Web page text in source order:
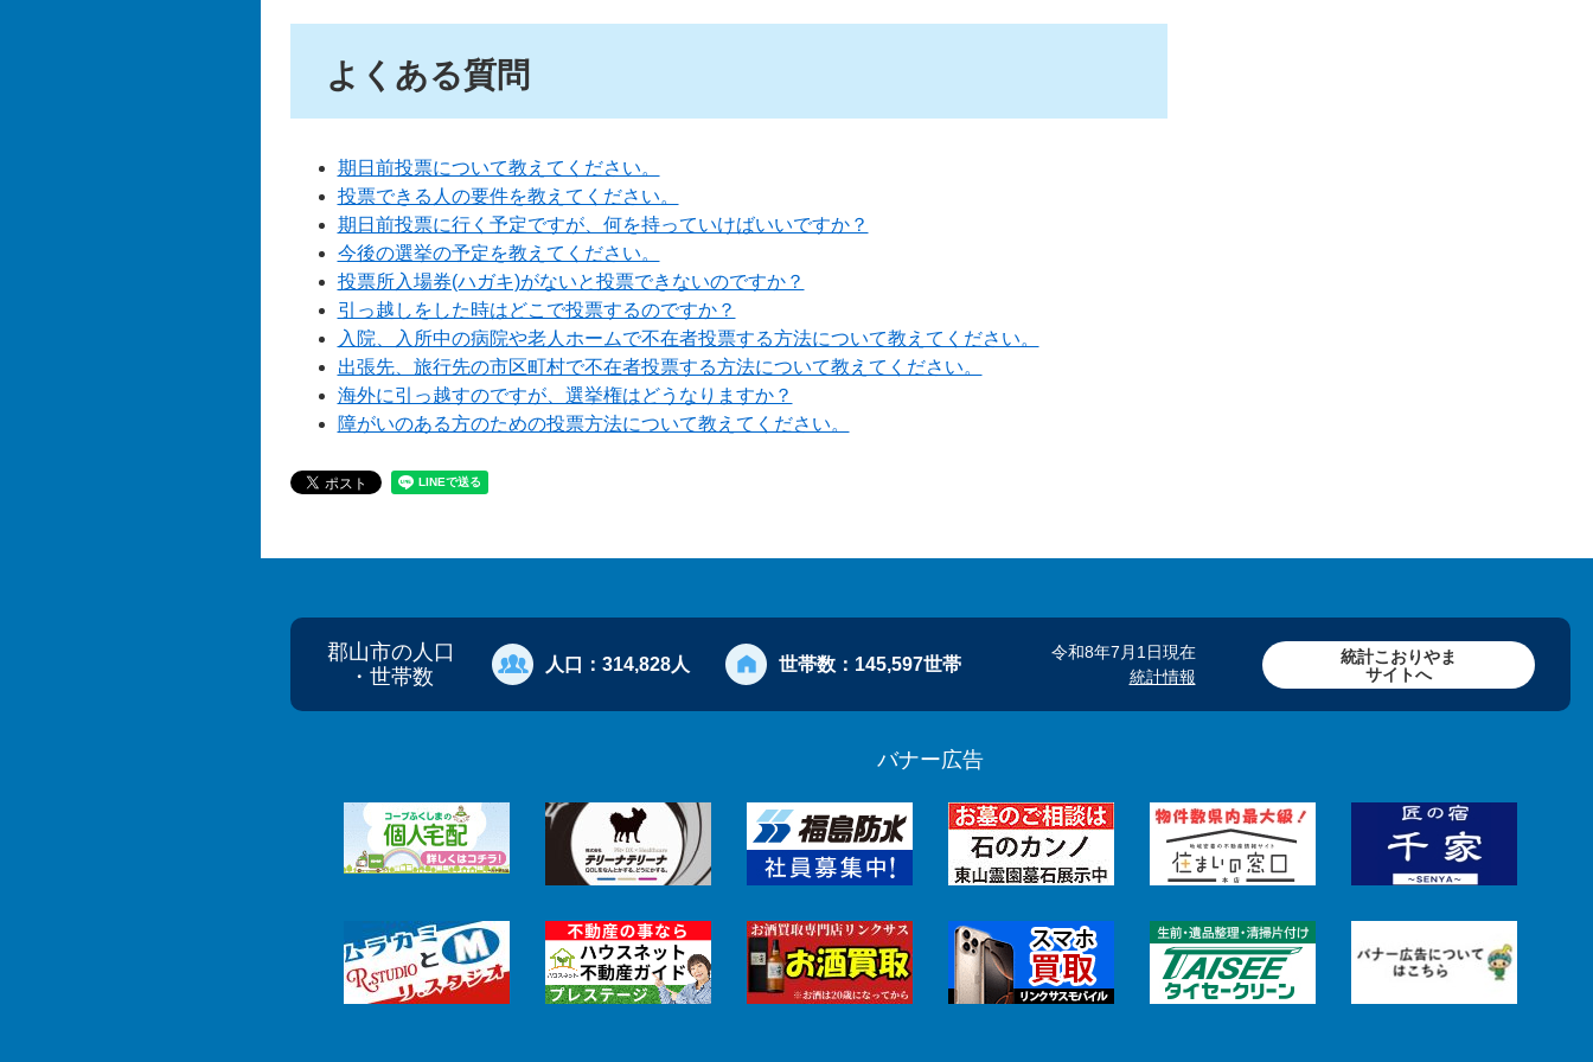
よくある質問
期日前投票について教えてください。
投票できる人の要件を教えてください。
期日前投票に行く予定ですが、何を持っていけばいいですか？
今後の選挙の予定を教えてください。
投票所入場券(ハガキ)がないと投票できないのですか？
引っ越しをした時はどこで投票するのですか？
入院、入所中の病院や老人ホームで不在者投票する方法について教えてください。
出張先、旅行先の市区町村で不在者投票する方法について教えてください。
海外に引っ越すのですが、選挙権はどうなりますか？
障がいのある方のための投票方法について教えてください。
郡山市の人口
・世帯数
人口： 314,828人 世帯数： 145,597世帯
令和8年7月1日現在
統計情報
統計こおりやま
サイトへ
バナー広告